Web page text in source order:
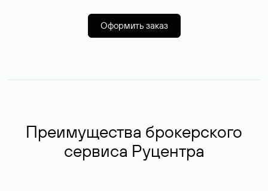
Оформить заказ
Преимущества брокерского
сервиса Руцентра